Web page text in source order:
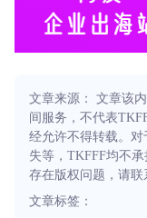
文章来源： 文章该
间服务，不代表
经允许不得转载。
失等，TKFFF均不
存在版权问题，请联
文章标签：